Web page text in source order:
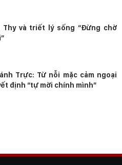
Thy và triết lý sống “Đừng chờ
Trực: Từ nỗi mặc cảm ngoại
định “tự mời chính mình”